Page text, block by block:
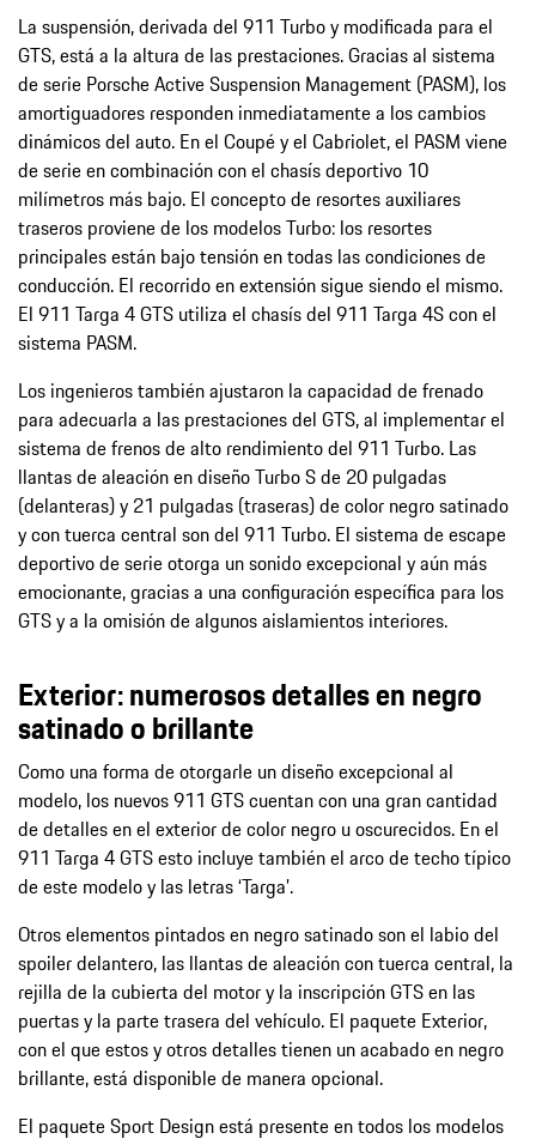
La suspensión, derivada del 911 Turbo y modificada para el
GTS, está a la altura de las prestaciones. Gracias al sistema
de serie Porsche Active Suspension Management (PASM), los
amortiguadores responden inmediatamente a los cambios
dinámicos del auto. En el Coupé y el Cabriolet, el PASM viene
de serie en combinación con el chasís deportivo 10
milímetros más bajo. El concepto de resortes auxiliares
traseros proviene de los modelos Turbo: los resortes
principales están bajo tensión en todas las condiciones de
conducción. El recorrido en extensión sigue siendo el mismo.
El 911 Targa 4 GTS utiliza el chasís del 911 Targa 4S con el
sistema PASM.
Los ingenieros también ajustaron la capacidad de frenado
para adecuarla a las prestaciones del GTS, al implementar el
sistema de frenos de alto rendimiento del 911 Turbo. Las
llantas de aleación en diseño Turbo S de 20 pulgadas
(delanteras) y 21 pulgadas (traseras) de color negro satinado
y con tuerca central son del 911 Turbo. El sistema de escape
deportivo de serie otorga un sonido excepcional y aún más
emocionante, gracias a una configuración específica para los
GTS y a la omisión de algunos aislamientos interiores.
Exterior: numerosos detalles en negro
satinado o brillante
Como una forma de otorgarle un diseño excepcional al
modelo, los nuevos 911 GTS cuentan con una gran cantidad
de detalles en el exterior de color negro u oscurecidos. En el
911 Targa 4 GTS esto incluye también el arco de techo típico
de este modelo y las letras ‘Targa’.
Otros elementos pintados en negro satinado son el labio del
spoiler delantero, las llantas de aleación con tuerca central, la
rejilla de la cubierta del motor y la inscripción GTS en las
puertas y la parte trasera del vehículo. El paquete Exterior,
con el que estos y otros detalles tienen un acabado en negro
brillante, está disponible de manera opcional.
El paquete Sport Design está presente en todos los modelos